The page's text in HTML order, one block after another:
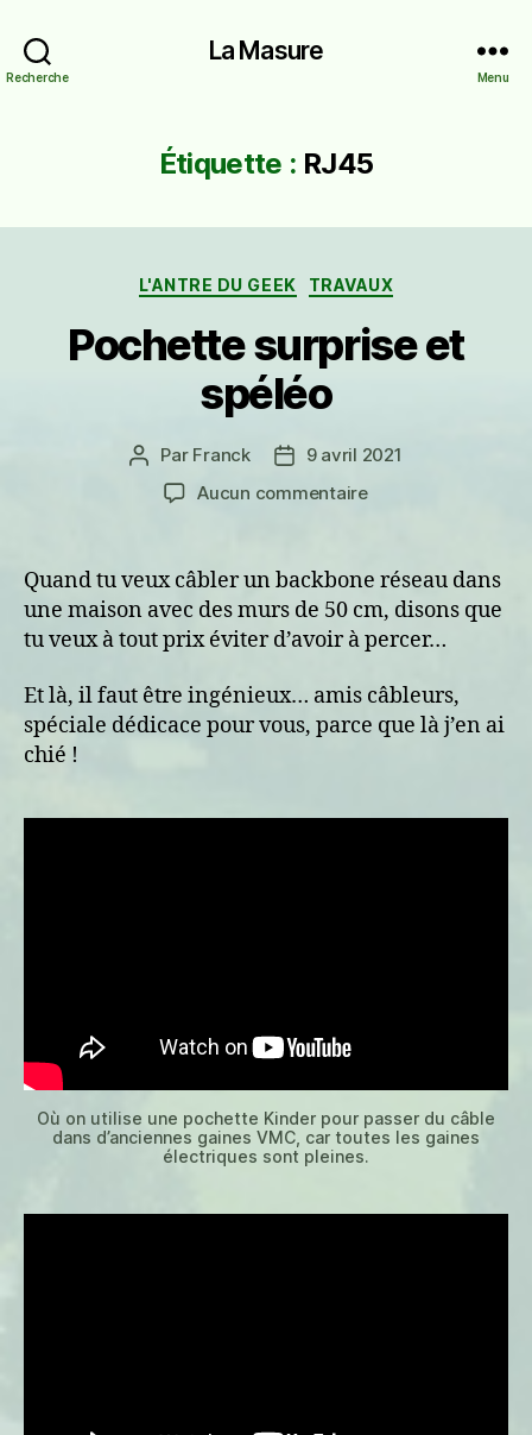
Recherche
La Masure
Menu
Étiquette : RJ45
Catégories
L'ANTRE DU GEEK TRAVAUX
Pochette surprise et
spéléo
Auteur
l’article
Par Franck
Date9 avril 2021
Aucun commentairesur
spéléo
Quand tu veux câbler un backbone réseau dans
une maison avec des murs de 50 cm, disons que
tu veux à tout prix éviter d’avoir à percer…
Et là, il faut être ingénieux… amis câbleurs,
spéciale dédicace pour vous, parce que là j’en ai
chié !
Où on utilise une pochette Kinder pour passer du câble
dans d’anciennes gaines VMC, car toutes les gaines
électriques sont pleines.